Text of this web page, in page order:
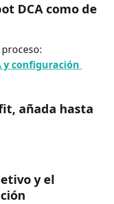
DCA como de
y configuración
añada hasta
y el